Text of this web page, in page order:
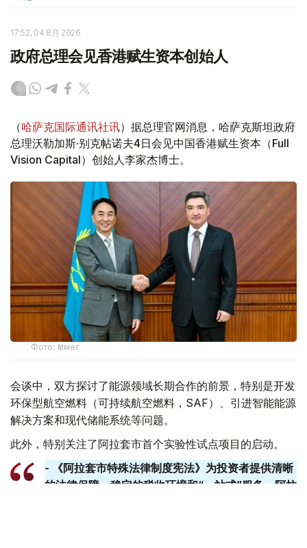
17:52, 04 8月 2026
政府总理会见香港赋生资本创始人
（哈萨克国际通讯社讯）据总理官网消息，哈萨克斯坦政府
总理沃勒加斯·别克帖诺夫4日会见中国香港赋生资本（Full
Vision Capital）创始人李家杰博士。
Фото: Үкімет
会谈中，双方探讨了能源领域长期合作的前景，特别是开发
环保型航空燃料（可持续航空燃料，SAF）、引进智能能源
解决方案和现代储能系统等问题。
此外，特别关注了阿拉套市首个实验性试点项目的启动。
- 《阿拉套市特殊法律制度宪法》为投资者提供清晰
的法律保障、稳定的税收环境和“一站式”服务。阿拉